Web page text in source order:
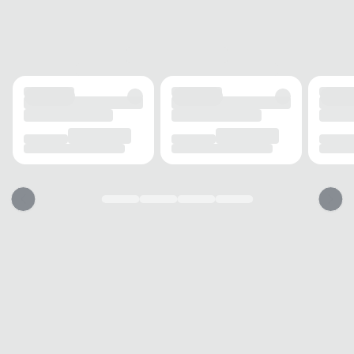
CANO
TIPO
ALTURA
15 cm
CIRCUNFERÊNCIA
SALTO
TIPO